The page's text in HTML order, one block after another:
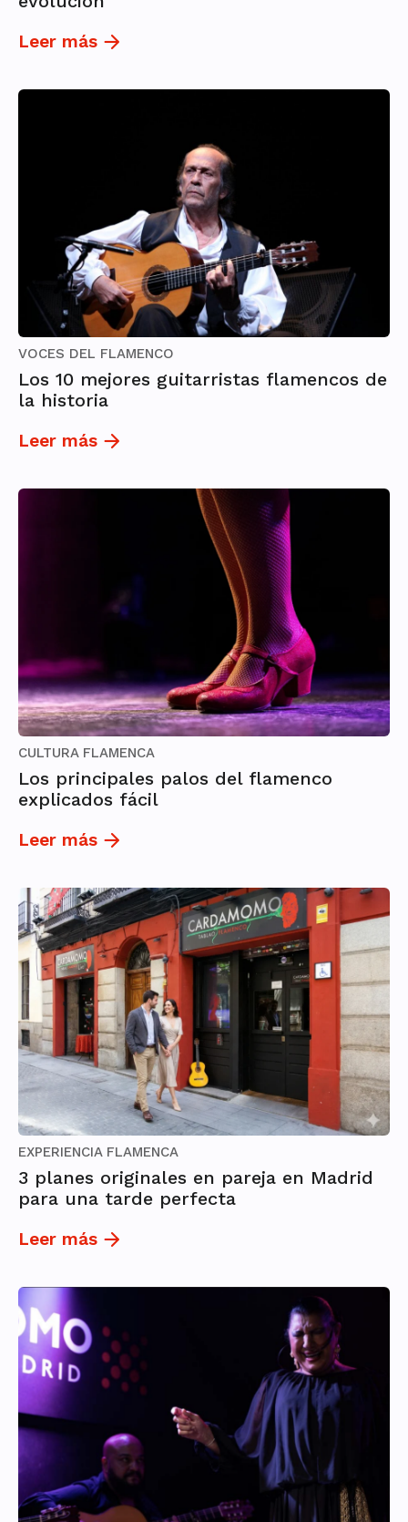
Leer más
VOCES DEL FLAMENCO
Los 10 mejores guitarristas flamencos de
la historia
Leer más
CULTURA FLAMENCA
Los principales palos del flamenco
explicados fácil
Leer más
EXPERIENCIA FLAMENCA
3 planes originales en pareja en Madrid
para una tarde perfecta
Leer más